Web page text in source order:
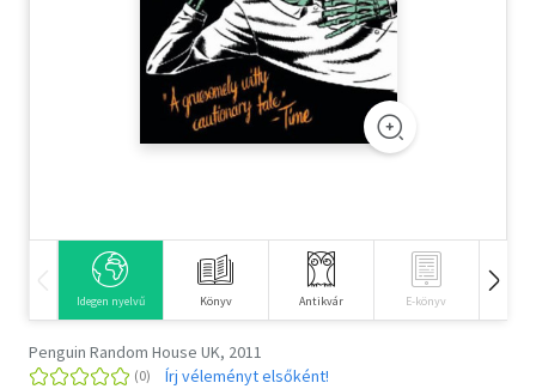
Társadalomtudomány
Természettudomány
Idegen nyelvű Könyv Antikvár E-könyv
Penguin Random House UK, 2011
Írj véleményt elsőként!